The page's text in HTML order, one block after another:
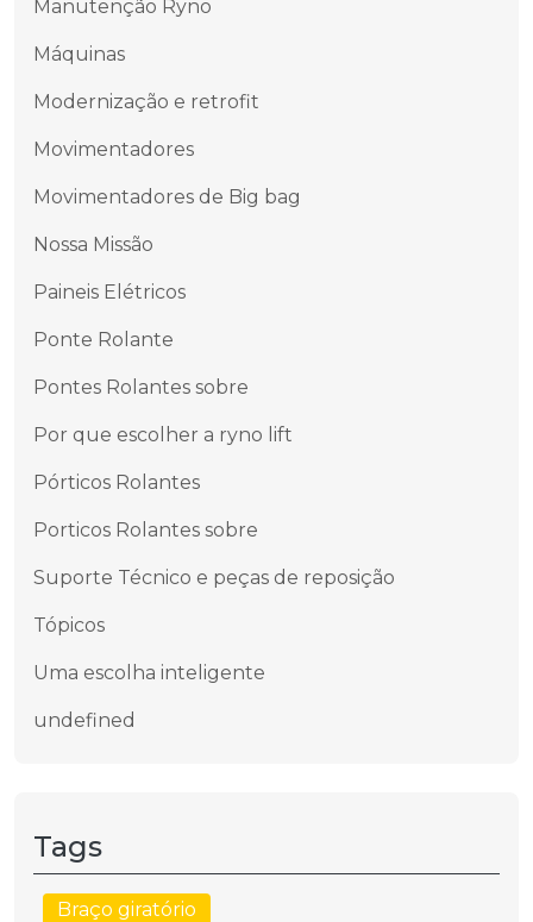
Manutenção Ryno
Máquinas
Modernização e retrofit
Movimentadores
Movimentadores de Big bag
Nossa Missão
Paineis Elétricos
Ponte Rolante
Pontes Rolantes sobre
Por que escolher a ryno lift
Pórticos Rolantes
Porticos Rolantes sobre
Suporte Técnico e peças de reposição
Tópicos
Uma escolha inteligente
undefined
Tags
Braço giratório